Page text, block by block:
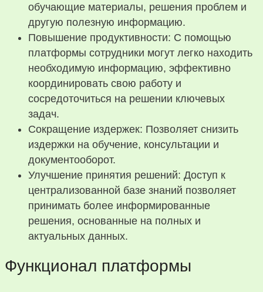
обучающие материалы, решения проблем и
другую полезную информацию.
Повышение продуктивности: С помощью
платформы сотрудники могут легко находить
необходимую информацию, эффективно
координировать свою работу и
сосредоточиться на решении ключевых
задач.
Сокращение издержек: Позволяет снизить
издержки на обучение, консультации и
документооборот.
Улучшение принятия решений: Доступ к
централизованной базе знаний позволяет
принимать более информированные
решения, основанные на полных и
актуальных данных.
Функционал платформы